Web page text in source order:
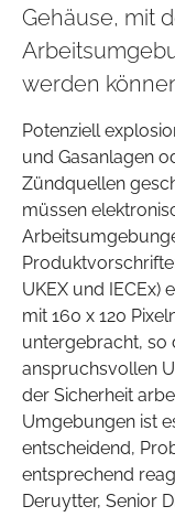
Gehäuse, mit
werden
Potenziell
und Gasanlagen
Zündquellen
müssen
UKEX und IECEx)
mit 160 x 120
untergebracht, so
anspruchsvollen
der Sicherheit
Umgebungen ist
entscheidend,
entsprechend
Deruytter, Senior